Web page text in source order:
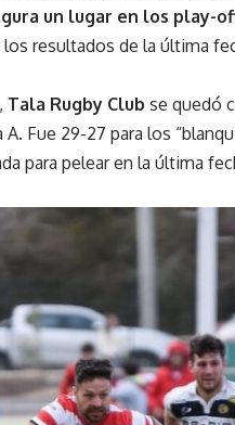
un lugar en los play-
resultados de la última
Tala Rugby Club se quedó
A. Fue 29-27 para los
para pelear en la última